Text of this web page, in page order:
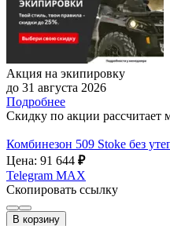
Акция на экипировку
до 31 августа 2026
Подробнее
Скидку по акции рассчитает
Комбинезон 509 Stoke без
Цена: 91 644 ₽
Telegram MAX
Скопировать ссылку
В корзину